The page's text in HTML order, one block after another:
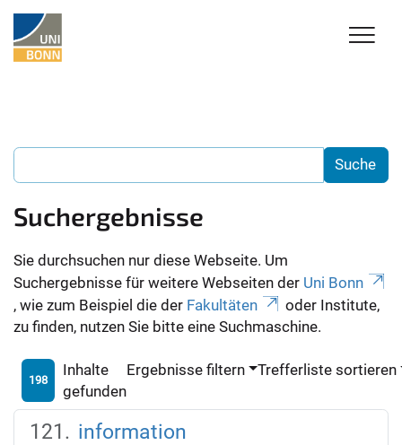
Suchergebnisse
Sie durchsuchen nur diese Webseite. Um
Suchergebnisse für weitere Webseiten der Uni Bonn
, wie zum Beispiel die der Fakultäten
oder Institute,
zu finden, nutzen Sie bitte eine Suchmaschine.
198
Inhalte
gefunden
Ergebnisse filtern Trefferliste sortieren
information